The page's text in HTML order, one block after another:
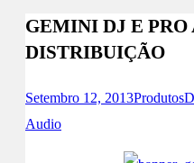
GEMINI DJ E PRO
DISTRIBUIÇÃO
Setembro 12, 2013Produtos
Audio